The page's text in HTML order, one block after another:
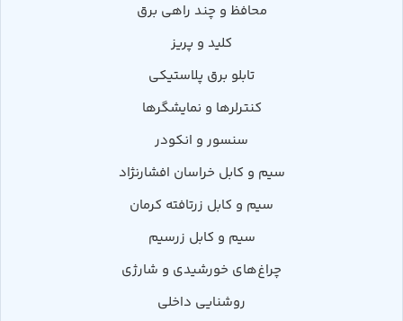
محافظ و چند راهی برق
کلید و پریز
تابلو برق پلاستیکی
کنترلرها و نمایشگرها
سنسور و انکودر
سیم و کابل خراسان افشارنژاد
سیم و کابل زرتافته کرمان
سیم و کابل زرسیم
چراغ‌های خورشیدی و شارژی
روشنایی داخلی